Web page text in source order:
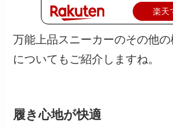
楽天
万能上品スニーカーのその他の
についてもご紹介しますね。
履き心地が快適